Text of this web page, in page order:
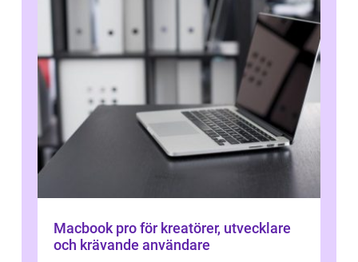
Macbook pro för kreatörer, utvecklare
och krävande användare